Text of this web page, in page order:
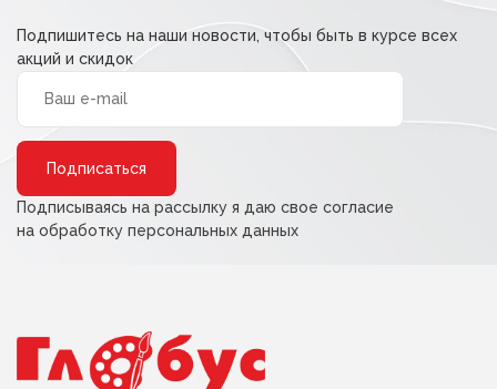
Подпишитесь на наши новости, чтобы быть в курсе всех
акций и скидок
Подписываясь на рассылку я даю свое согласие
на обработку персональных данных